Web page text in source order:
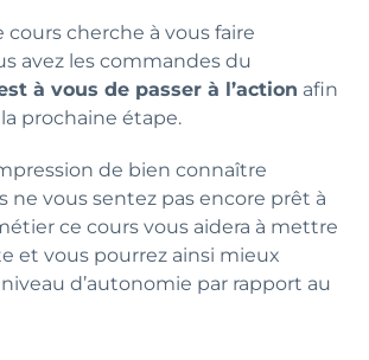
cours cherche à vous faire
avez les commandes du
à vous de passer à l’action afin
la prochaine étape.
de bien connaître
ne vous sentez pas encore prêt à
ce cours vous aidera à mettre
et vous pourrez ainsi mieux
d’autonomie par rapport au